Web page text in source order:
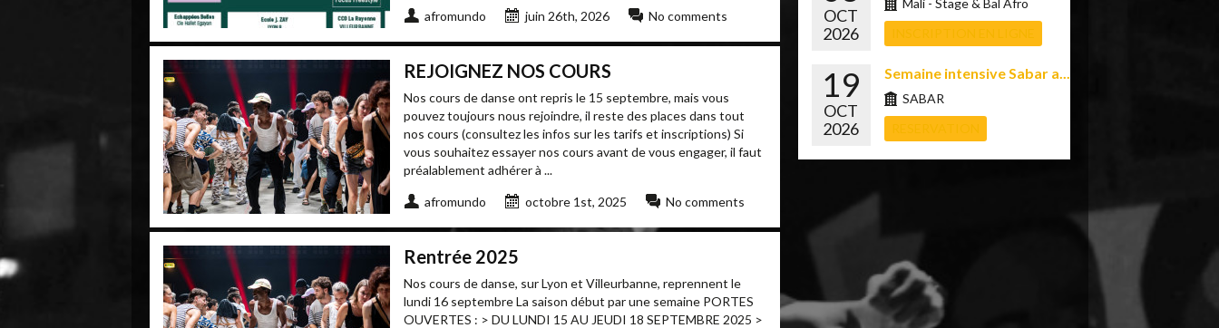
afromundo juin 26th, 2026 No comments
REJOIGNEZ NOS COURS
Nos cours de danse ont repris le 15 septembre, mais vous
pouvez toujours nous rejoindre, il reste des places dans tout
nos cours (consultez les infos sur les tarifs et inscriptions) Si
vous souhaitez essayer nos cours avant de vous engager, il faut
préalablement adhérer à ...
afromundo octobre 1st, 2025 No comments
Rentrée 2025
Nos cours de danse, sur Lyon et Villeurbanne, reprennent le
lundi 16 septembre La saison début par une semaine PORTES
OUVERTES : > DU LUNDI 15 AU JEUDI 18 SEPTEMBRE 2025 >
OCT
2026
Mali - Stage & Bal Afro
19
OCT
2026
Semaine intensive Sabar a...
SABAR